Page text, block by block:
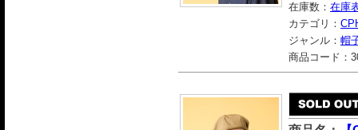
在庫数： 在庫
カテゴリ：
ジャンル： 帽
商品コード：